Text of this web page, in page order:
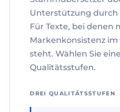
Unterstützung durch
Für Texte, bei denen
Markenkonsistenz
steht. Wählen Sie
Qualitätsstufen.
DREI QUALITÄTSSTUFEN